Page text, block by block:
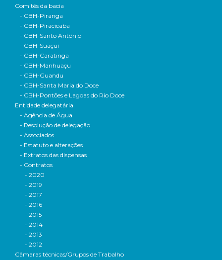
Comitês da bacia
- CBH-Piranga
- CBH-Piracicaba
- CBH-Santo Antônio
- CBH-Suaçuí
- CBH-Caratinga
- CBH-Manhuaçu
- CBH-Guandu
- CBH-Santa Maria do Doce
- CBH-Pontões e Lagoas do Rio Doce
Entidade delegatária
- Agência de Água
- Resolução de delegação
- Associados
- Estatuto e alterações
- Extratos das dispensas
- Contratos
- 2020
- 2019
- 2017
- 2016
- 2015
- 2014
- 2013
- 2012
Câmaras técnicas/Grupos de Trabalho